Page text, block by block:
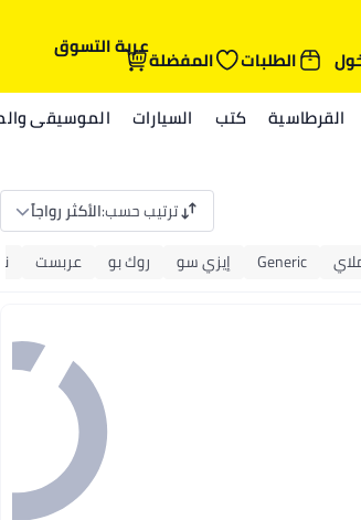
الطلبات المفضلةعربة التسوق
القرطاسية كتب السيارات الموسيقى
ترتيب حسب:الأكثر رواجاً
Generic إيزي سو روك بو عربست